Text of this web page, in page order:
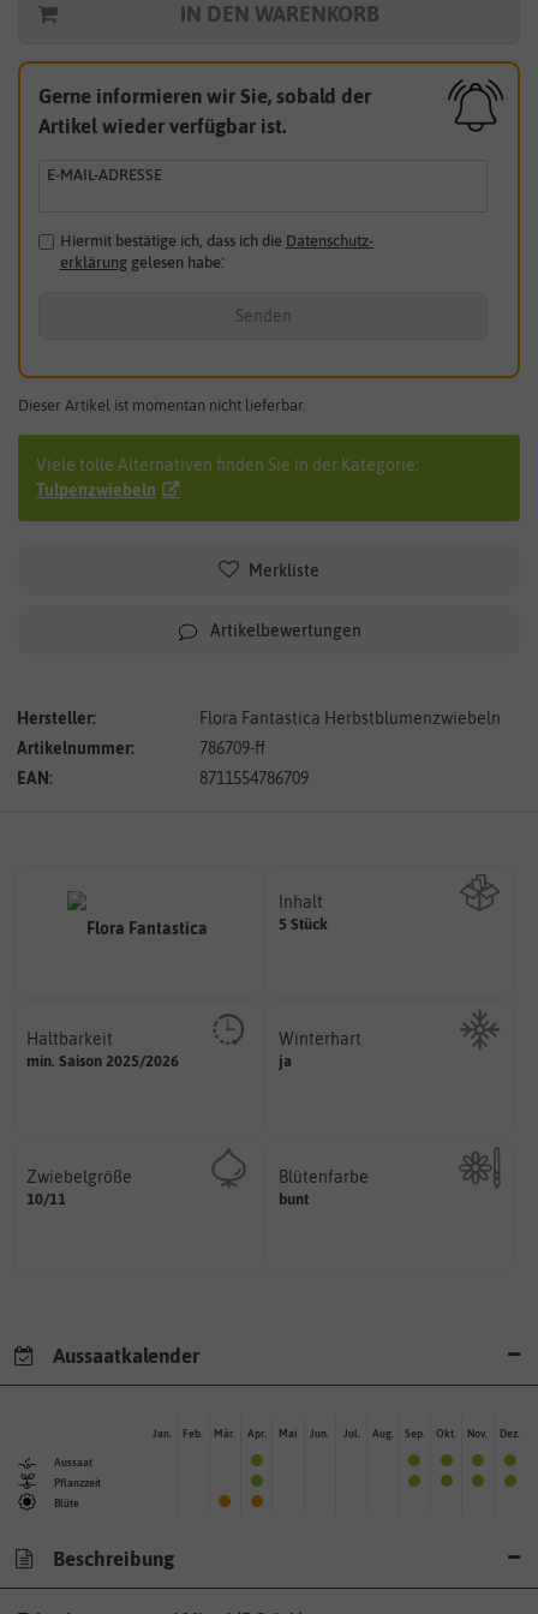
IN DEN WARENKORB
Gerne informieren wir Sie, sobald der
Artikel wieder verfügbar ist.
E-MAIL-ADRESSE
Hiermit bestätige ich, dass ich die Daten­schutz­
erklärunggelesen habe.*
Senden
Dieser Artikel ist momentan nicht lieferbar.
Viele tolle Alternativen finden Sie in der Kategorie:
Tulpenzwiebeln
Merkliste
Artikelbewertungen
Hersteller:
Flora Fantastica Herbstblumenzwiebeln
Artikelnummer:
786709-ff
EAN:
8711554786709
Inhalt
5 StückWie viel ist enthalten
Haltbarkeit
min. Saison 2025/2026
und Pflanzgut sehr gut keimen
sollte.
Winterhart
ja
Probleme überwintern können.
Zwiebelgröße
10/11
ersten und zweiten Wert
variieren. Blütenfarbe
bunt
Kann auch mehrfarbig sein.
Aussaatkalender
Aussaat
Pflanzzeit
Blüte
Jan. Feb. Mär. Apr. Mai Jun. Jul. Aug. Sep. Okt. Nov. Dez.
Beschreibung